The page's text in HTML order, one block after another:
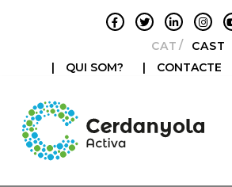
CATALÀ
|
QUI SOM? | CONTACTE